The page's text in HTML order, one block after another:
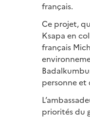
français.
Ce projet,
Ksapa en
français
personne et
priorités du